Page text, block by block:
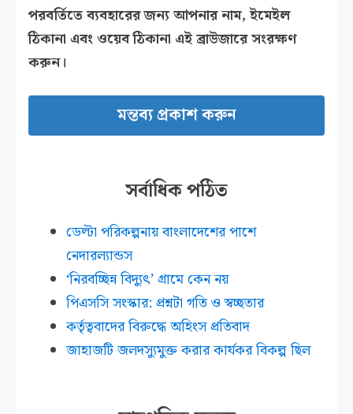
পরবর্তিতে ব্যবহারের জন্য আপনার নাম, ইমেইল
ঠিকানা এবং ওয়েব ঠিকানা এই ব্রাউজারে সংরক্ষণ
করুন।
সর্বাধিক পঠিত
ডেল্টা পরিকল্পনায় বাংলাদেশের পাশে
নেদারল্যান্ডস
‘নিরবচ্ছিন্ন বিদ্যুৎ’ গ্রামে কেন নয়
পিএসসি সংস্কার: প্রশ্নটা গতি ও স্বচ্ছতার
কর্তৃত্ববাদের বিরুদ্ধে অহিংস প্রতিবাদ
জাহাজটি জলদস্যুমুক্ত করার কার্যকর বিকল্প ছিল